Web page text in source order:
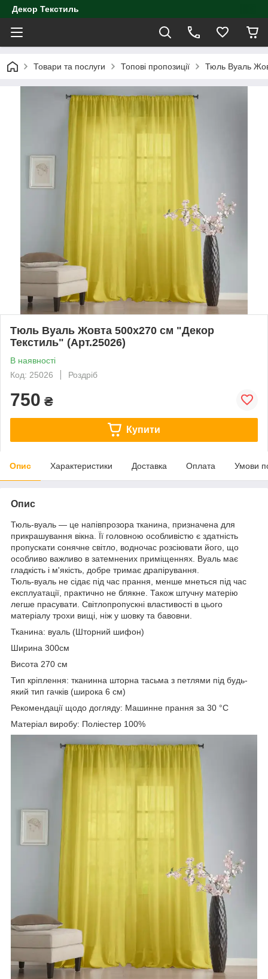
Декор Текстиль
Товари та послуги Топові пропозиції Тюль Вуаль
Тюль Вуаль Жовта 500х270 см "Декор
Текстиль" (Арт.25026)
В наявності
Код: 25026
Роздріб
750 ₴
Купити
Опис Характеристики Доставка Оплата Умови
Опис
Тюль-вуаль — це напівпрозора тканина, призначена для
прикрашування вікна. Її головною особливістю є здатність
пропускати сонячне світло, водночас розсіювати його, що
особливо важливо в затемнених приміщеннях. Вуаль має
гладкість і м'якість, добре тримає драпірування.
Тюль-вуаль не сідає під час прання, менше мнеться під час
експлуатації, практично не блякне. Також штучну матерію
легше прасувати. Світлопропускні властивості в цього
матеріалу трохи вищі, ніж у шовку та бавовни.
Тканина: вуаль (Шторний шифон)
Ширина 300см
Висота 270 см
Тип кріплення: тканинна шторна тасьма з петлями під будь-
який тип гачків (широка 6 см)
Рекомендації щодо догляду: Машинне прання за 30 °C
Матеріал виробу: Поліестер 100%